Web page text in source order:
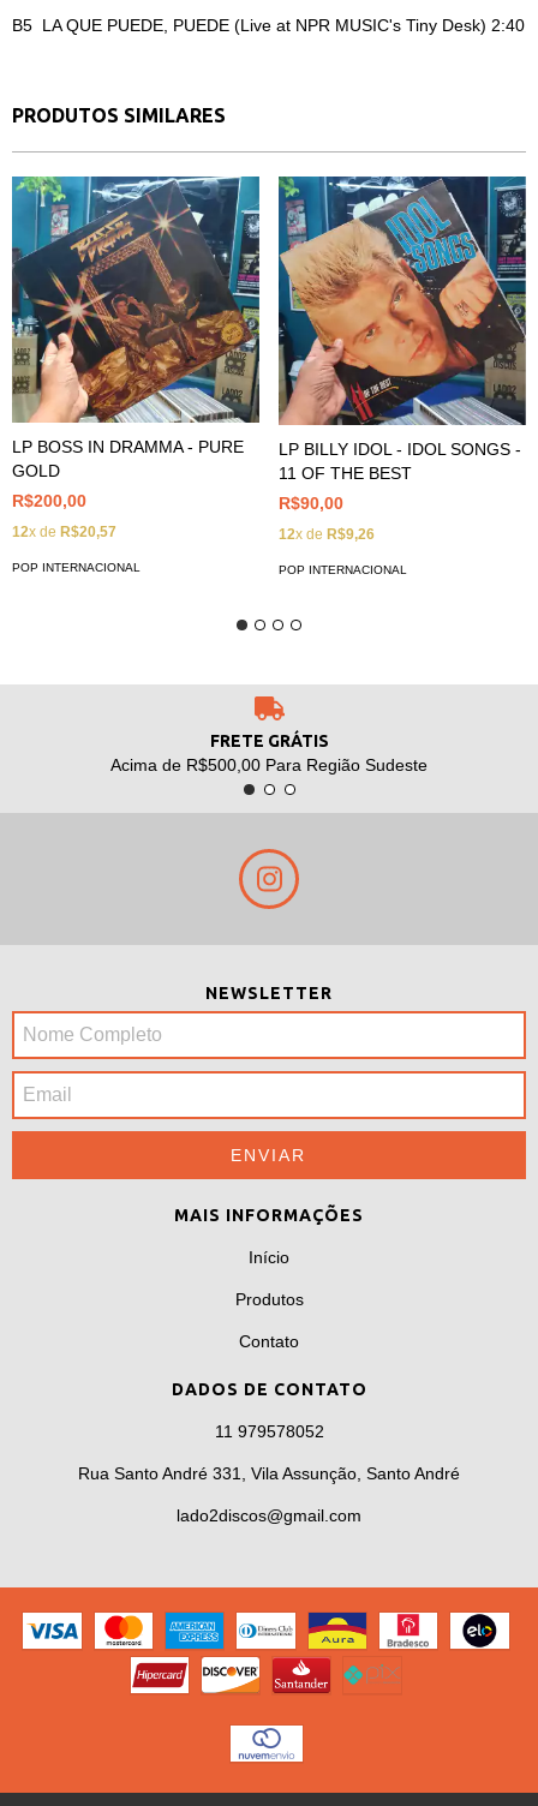
B5 LA QUE PUEDE, PUEDE (Live at NPR MUSIC's Tiny Desk) 2:40
PRODUTOS SIMILARES
LP BOSS IN DRAMMA - PURE
GOLD
R$200,00
12x de R$20,57
POP INTERNACIONAL
LP BILLY IDOL - IDOL SONGS -
11 OF THE BEST
R$90,00
12x de R$9,26
POP INTERNACIONAL
FRETE GRÁTIS
Acima de R$500,00 Para Região Sudeste
NEWSLETTER
MAIS INFORMAÇÕES
Início
Produtos
Contato
DADOS DE CONTATO
11 979578052
Rua Santo André 331, Vila Assunção, Santo André
lado2discos@gmail.com